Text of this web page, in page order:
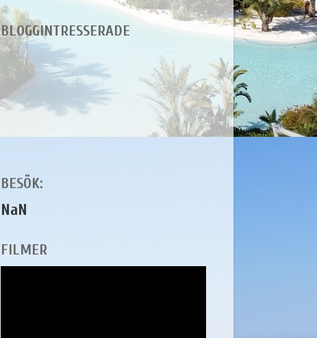
BLOGGINTRESSERADE
BESÖK:
NaN
FILMER